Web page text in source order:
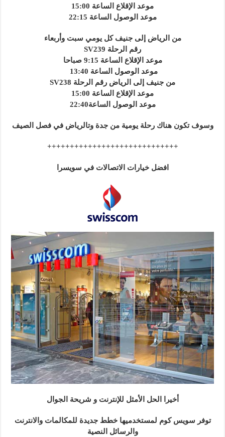
موعد الإقلاع الساعة 15:00
موعد الوصول الساعة 22:15
من الرياض إلى جنيف كل يومي سبت وأربعاء
رقم الرحلة SV239
موعد الإقلاع الساعة 9:15 صباحا
موعد الوصول الساعة 13:40
من جنيف إلى الرياض رقم الرحلة SV238
موعد الإقلاع الساعة 15:00
موعد الوصول الساعة22:40
وسوف تكون هناك رحلة يومية من جدة وتالرياض في فصل الصيف
+++++++++++++++++++++++++++++
افضل خيارات الاتصالات في سويسرا
أخيرا الحل الأمثل للإنترنت و شريحة الجوال
توفر سويس كوم لمستخدميها خطط جديدة للمكالمات والانترنت
والرسائل النصية